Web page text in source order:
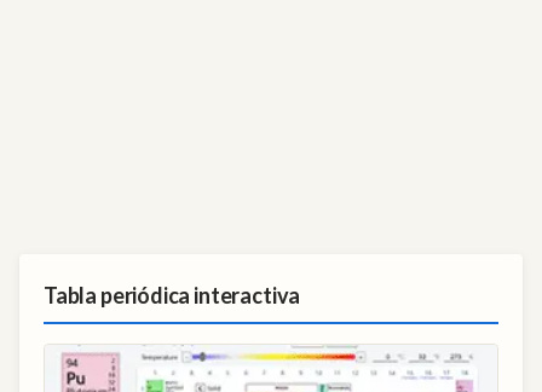
Tabla periódica interactiva